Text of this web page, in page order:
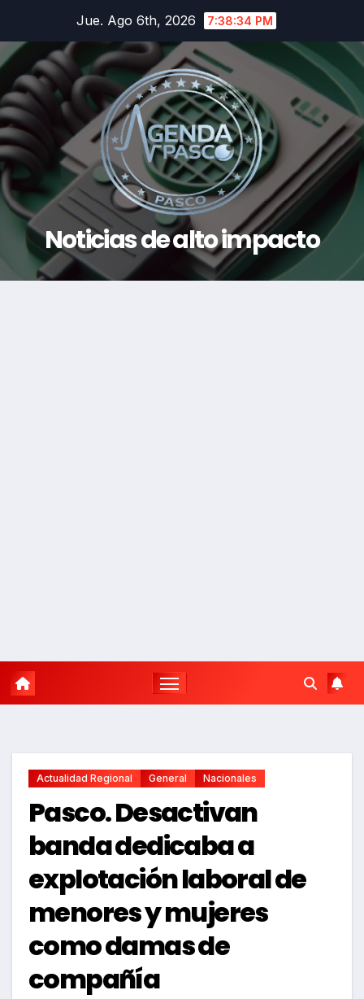
contenido
Jue. Ago 6th, 2026 7:38:35 PM
Noticias de alto impacto
Actualidad Regional General Nacionales
Pasco. Desactivan
banda dedicaba a
explotación laboral de
menores y mujeres
como damas de
compañía